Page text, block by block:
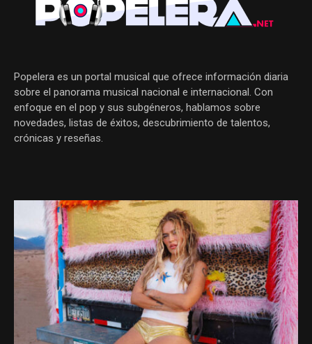
Popelera es un portal musical que ofrece información diaria
sobre el panorama musical nacional e internacional. Con
enfoque en el pop y sus subgéneros, hablamos sobre
novedades, listas de éxitos, descubrimiento de talentos,
crónicas y reseñas.